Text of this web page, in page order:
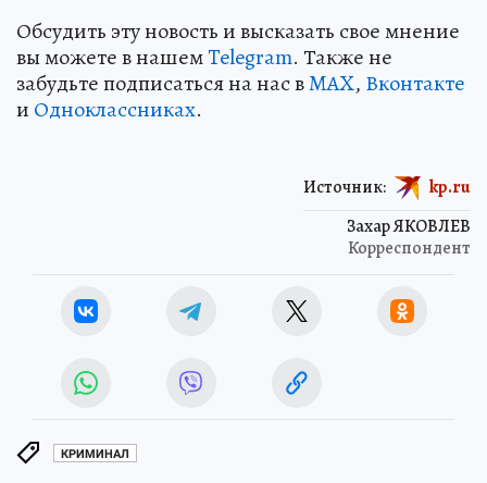
Обсудить эту новость и высказать свое мнение
вы можете в нашемTelegram. Также не
забудьте подписаться на нас вMAX, Вконтакте
и Одноклассниках.
Захар ЯКОВЛЕВ
Корреспондент
Источник: kp.ru
КРИМИНАЛ